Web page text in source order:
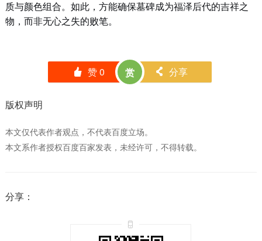
质与颜色组合。如此，方能确保墓碑成为福泽后代的吉祥之
物，而非无心之失的败笔。
󰄼 赞0 赏 󰄯 分享
版权声明
本文仅代表作者观点，不代表百度立场。
本文系作者授权百度百家发表，未经许可，不得转载。
分享：